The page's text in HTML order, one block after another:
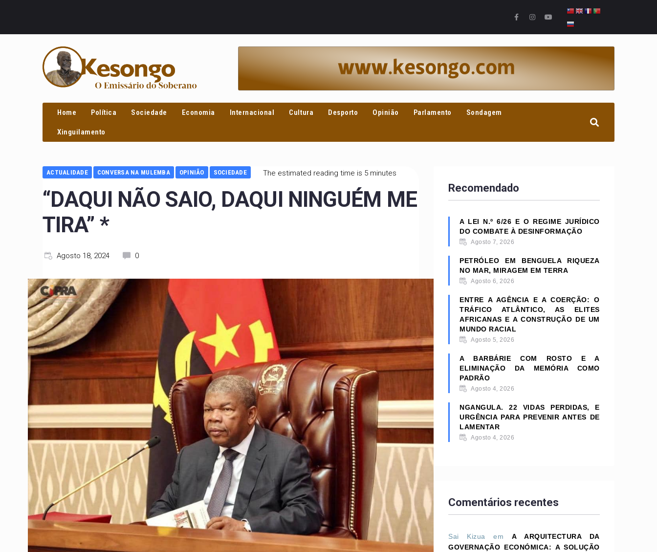
Home Política Sociedade Economia Internacional Cultura Desporto Opinião Parlamento Sondagem
Xinguilamento
ACTUALIDADE CONVERSA NA MULEMBA OPINIÃO SOCIEDADE The estimated reading time is 5 minutes
“DAQUI NÃO SAIO, DAQUI NINGUÉM ME
TIRA” *
Agosto 18, 2024 0
Recomendado
A LEI N.º 6/26 E O REGIME JURÍDICO
DO COMBATE À DESINFORMAÇÃO
Agosto 7, 2026
PETRÓLEO EM BENGUELA RIQUEZA
NO MAR, MIRAGEM EM TERRA
Agosto 6, 2026
ENTRE A AGÊNCIA E A COERÇÃO: O
TRÁFICO ATLÂNTICO, AS ELITES
AFRICANAS E A CONSTRUÇÃO DE UM
MUNDO RACIAL
Agosto 5, 2026
A BARBÁRIE COM ROSTO E A
ELIMINAÇÃO DA MEMÓRIA COMO
PADRÃO
Agosto 4, 2026
NGANGULA. 22 VIDAS PERDIDAS, E
URGÊNCIA PARA PREVENIR ANTES DE
LAMENTAR
Agosto 4, 2026
Comentários recentes
Sai Kizua emA ARQUITECTURA DA
GOVERNAÇÃO ECONÓMICA: A SOLUÇÃO
PROCURAR